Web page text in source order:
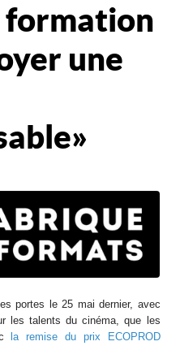
formation
une
»
portes le 25 mai dernier, avec
les talents du cinéma, que les
la remise du prix ECOPROD